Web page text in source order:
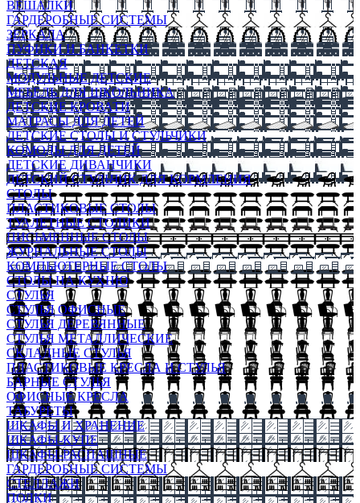
ВЕШАЛКИ
ГАРДЕРОБНЫЕ СИСТЕМЫ
ЗЕРКАЛА
ПУФИКИ И БАНКЕТКИ
ДЕТСКАЯ
МОДУЛЬНЫЕ ДЕТСКИЕ
МЕБЕЛЬ ДЛЯ ШКОЛЬНИКА
ДЕТСКИЕ КРОВАТИ
МАТРАСЫ ДЛЯ ДЕТЕЙ
ДЕТСКИЕ СТОЛЫ И СТУЛЬЧИКИ
КОМОДЫ ДЛЯ ДЕТЕЙ
ДЕТСКИЕ ДИВАНЧИКИ
ДЕТСКИЙ СТУЛЬЧИК ДЛЯ КОРМЛЕНИЯ
СТОЛЫ
ПЛАСТИКОВЫЕ СТОЛЫ
ТУАЛЕТНЫЕ СТОЛИКИ
ПИСЬМЕННЫЕ СТОЛЫ
ЖУРНАЛЬНЫЕ СТОЛЫ
КОМПЬЮТЕРНЫЕ СТОЛЫ
СТОЛЫ НА КУХНЮ
СТУЛЬЯ
СТУЛЬЯ ОФИСНЫЕ
СТУЛЬЯ ДЕРЕВЯННЫЕ
СТУЛЬЯ МЕТАЛЛИЧЕСКИЕ
СКЛАДНЫЕ СТУЛЬЯ
ПЛАСТИКОВЫЕ КРЕСЛА И СТУЛЬЯ
БАРНЫЕ СТУЛЬЯ
ОФИСНЫЕ КРЕСЛА
ТАБУРЕТЫ
ШКАФЫ И ХРАНЕНИЕ
ШКАФЫ-КУПЕ
ШКАФЫ-РАСПАШНЫЕ
ГАРДЕРОБНЫЕ СИСТЕМЫ
СТЕЛЛАЖИ
ПОЛКИ